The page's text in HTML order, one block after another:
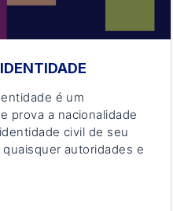
é um
prova a nacionalidade
civil de seu
autoridades e